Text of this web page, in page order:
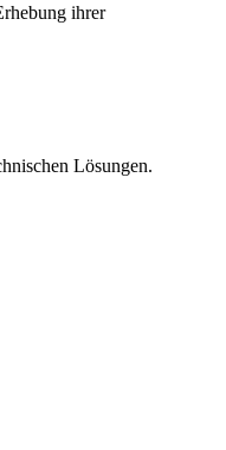
ihrer
Lösungen.